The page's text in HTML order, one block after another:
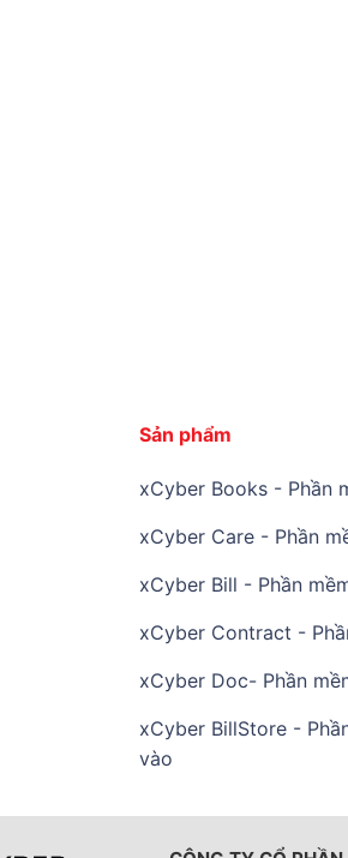
Sản phẩm
xCyber Books - Phần
xCyber Care - Phần
xCyber Bill - Phần
xCyber Contract -
xCyber Doc- Phần
xCyber BillStore -
vào